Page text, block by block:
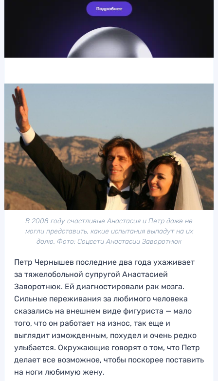
В 2008 году счастливые Анастасия и Петр даже не
могли представить, какие испытания выпадут на их
долю. Фото: Соцсети Анастасии Заворотнюк
Петр Чернышев последние два года ухаживает
за тяжелобольной супругой Анастасией
Заворотнюк. Ей диагностировали рак мозга.
Сильные переживания за любимого человека
сказались на внешнем виде фигуриста — мало
того, что он работает на износ, так еще и
выглядит изможденным, похудел и очень редко
улыбается. Окружающие говорят о том, что Петр
делает все возможное, чтобы поскорее поставить
на ноги любимую жену.